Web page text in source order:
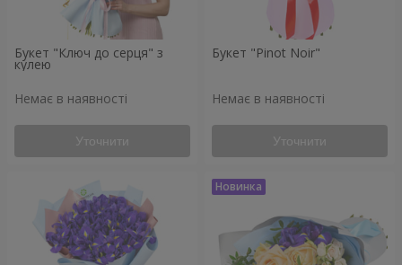
Букет "Ключ до серця" з
кулею
Немає в наявності
Уточнити
Букет "Pinot Noir"
Немає в наявності
Уточнити